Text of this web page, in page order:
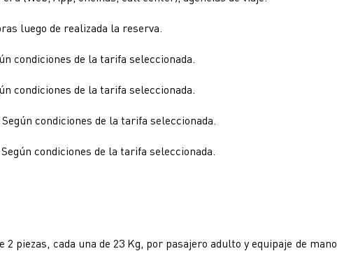
luego de realizada la reserva.
condiciones de la tarifa seleccionada.
condiciones de la tarifa seleccionada.
Según condiciones de la tarifa seleccionada.
Según condiciones de la tarifa seleccionada.
piezas, cada una de 23 Kg, por pasajero adulto y equipaje de mano